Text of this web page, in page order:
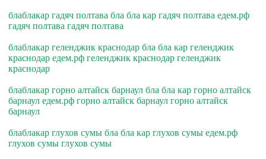
блаблакар гадяч полтава бла бла кар гадяч полтава едем.рф
гадяч полтава гадяч полтава
блаблакар геленджик краснодар бла бла кар геленджик
краснодар едем.рф геленджик краснодар геленджик
краснодар
блаблакар горно алтайск барнаул бла бла кар горно алтайск
барнаул едем.рф горно алтайск барнаул горно алтайск
барнаул
блаблакар глухов сумы бла бла кар глухов сумы едем.рф
глухов сумы глухов сумы